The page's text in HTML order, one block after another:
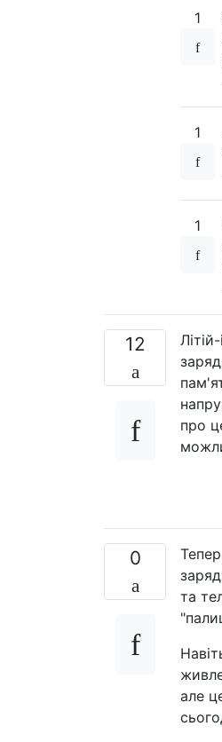
1
1
1
12
про
0
та
але